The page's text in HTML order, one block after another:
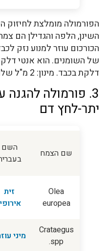
הפורמולה מומלצת לחיזוק
השינן, הלפה והגדילן הם
הכורכום עוזר למנוע נזק
של השומנים. הוא אנטי
דלקת בכבד. מינון: 2 מ"ל שלוש פעמים ביום.
3. פורמולה
יתר-לחץ דם
שם הצמח
השם
Olea
europea
זית
אירופי
Crataegus
spp.
מיני